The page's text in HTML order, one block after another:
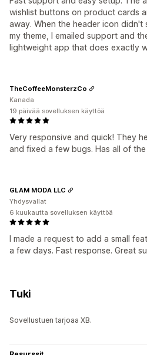
wishlist buttons on product cards
away. When the header icon
my theme, I emailed support and
lightweight app that does exactly
Very responsive and quick! They
and fixed a few bugs. Has all of
TheCoffeeMonsterzCo
Kanada
19 päivää sovelluksen käyttöä
I made a request to add a small
a few days. Fast response. Great
GLAM MODA LLC
Yhdysvallat
6 kuukautta sovelluksen käyttöä
Tuki
Sovellustuen tarjoaa XB.